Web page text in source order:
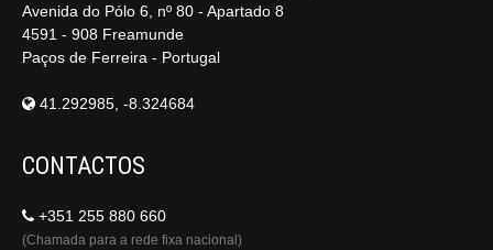
Avenida do Pólo 6, nº 80 - Apartado 8
4591 - 908 Freamunde
Paços de Ferreira - Portugal
41.292985, -8.324684
CONTACTOS
+351 255 880 660
(Chamada para a rede fixa nacional)